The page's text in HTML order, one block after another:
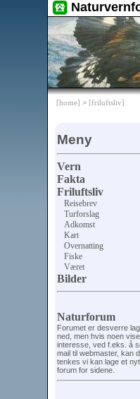
[home] > [friluftsliv]
Meny
Vern
Fakta
Friluftsliv
Reisebrev
Turforslag
Adkomst
Kart
Overnatting
Fiske
Været
Bilder
Naturforum
Forumet er desverre
ned, men hvis noen
interesse, ved f.eks. å
mail til webmaster, kan
tenkes vi kan lage et
forum for sidene.